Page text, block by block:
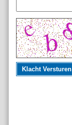
Klacht Versturen